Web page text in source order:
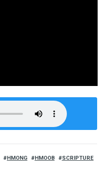
HMONG HMOOB SCRIPTURE